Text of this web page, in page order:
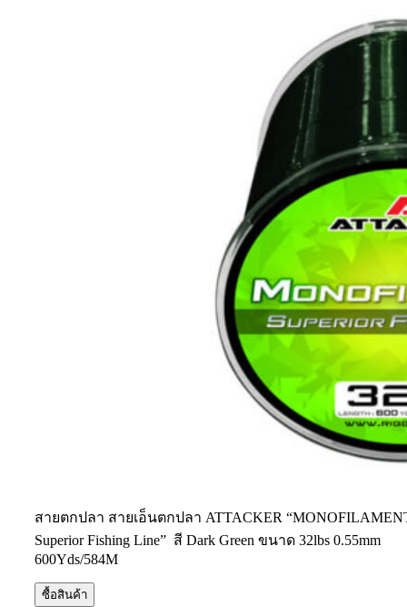
สายตกปลา สายเอ็นตกปลา ATTACKER
Superior Fishing Line” สี Dark Green ขนาด 32lbs 0.55mm
600Yds/584M
ซื้อสินค้า